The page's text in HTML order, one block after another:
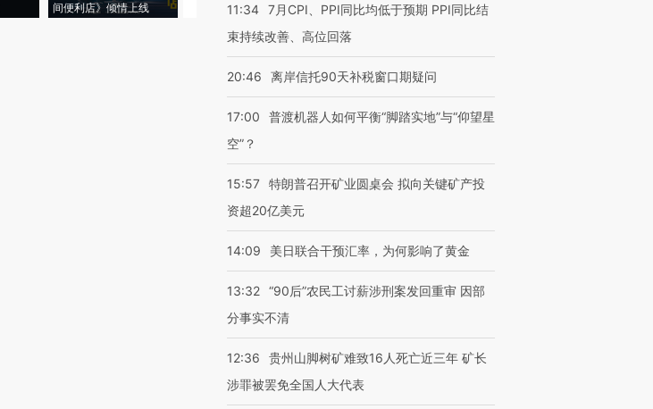
间便利店》倾情上线
有意思的生活方式·第三对
住三大增长引擎是什么？
11:34 7月CPI、PPI同比均低于预期 PPI同比结
束持续改善、高位回落
20:46 离岸信托90天补税窗口期疑问
17:00
普渡机器人如何平衡“脚踏实地”与“仰望星
空”？
15:57 特朗普召开矿业圆桌会 拟向关键矿产投
资超20亿美元
14:09 美日联合干预汇率，为何影响了黄金
13:32 “90后”农民工讨薪涉刑案发回重审 因部
分事实不清
12:36
贵州山脚树矿难致16人死亡近三年 矿长
涉罪被罢免全国人大代表